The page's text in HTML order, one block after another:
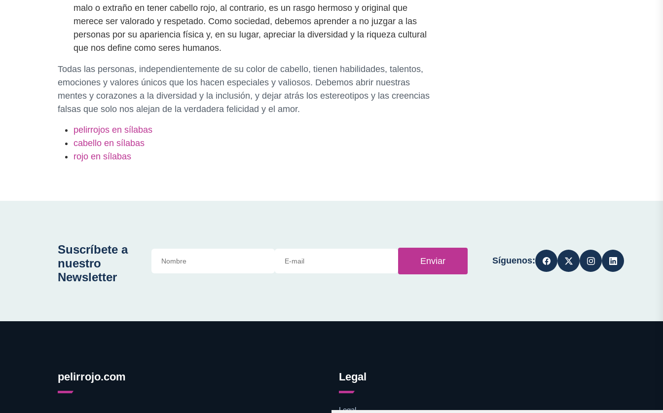
malo o extraño en tener cabello rojo, al contrario, es un rasgo hermoso y original que
merece ser valorado y respetado. Como sociedad, debemos aprender a no juzgar a las
personas por su apariencia física y, en su lugar, apreciar la diversidad y la riqueza cultural
que nos define como seres humanos.
Todas las personas, independientemente de su color de cabello, tienen habilidades, talentos,
emociones y valores únicos que los hacen especiales y valiosos. Debemos abrir nuestras
mentes y corazones a la diversidad y la inclusión, y dejar atrás los estereotipos y las creencias
falsas que solo nos alejan de la verdadera felicidad y el amor.
pelirrojos en sílabas
cabello en sílabas
rojo en sílabas
Suscríbete a
nuestro
Newsletter
Enviar Síguenos:
pelirrojo.com Legal
Legal